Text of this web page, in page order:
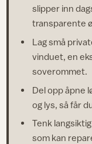
slipper inn
transparente
Lag små
vinduet, en
soverommet.
Del opp åpne
og lys, så får
Tenk
som kan